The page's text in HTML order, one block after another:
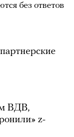
без ответов
ВДВ,
z-